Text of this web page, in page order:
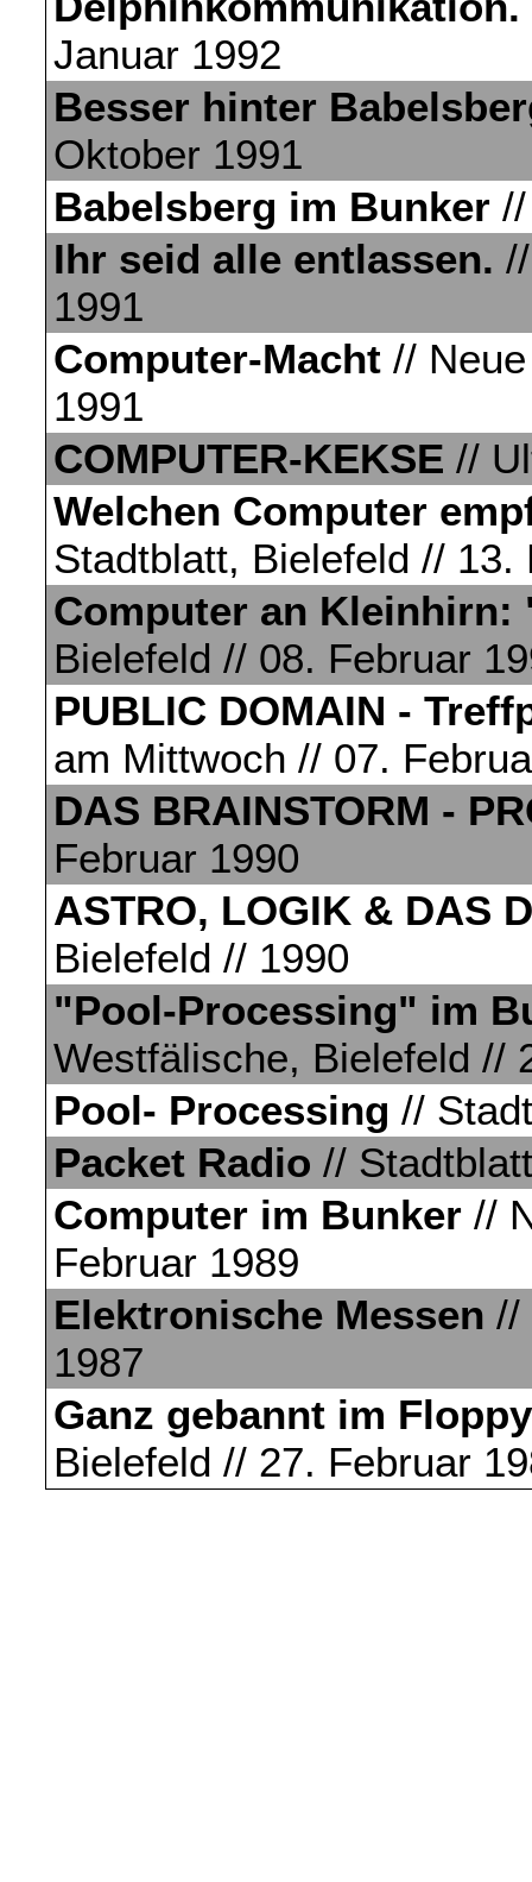
Januar 1992
Besser hinter
Oktober 1991
Babelsberg im Bunker
Ihr seid alle entlassen.
1991
Computer-Macht //
1991
COMPUTER-KEKSE //
Welchen Computer
Stadtblatt, Bielefeld // 13.
Computer an Kleinhirn:
Bielefeld // 08. Februar
PUBLIC DOMAIN -
am Mittwoch // 07.
DAS BRAINSTORM -
Februar 1990
ASTRO, LOGIK & DAS
Bielefeld // 1990
"Pool-Processing" im
Westfälische, Bielefeld //
Pool- Processing //
Packet Radio //
Computer im Bunker //
Februar 1989
Elektronische Messen //
1987
Ganz gebannt im
Bielefeld // 27. Februar